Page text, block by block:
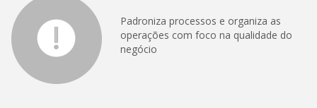
Padroniza processos e organiza as
operações com foco na qualidade do
negócio